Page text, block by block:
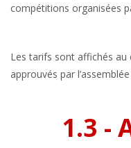
compétitions organisées
Les tarifs sont affichés au
approuvés par
1.3 -